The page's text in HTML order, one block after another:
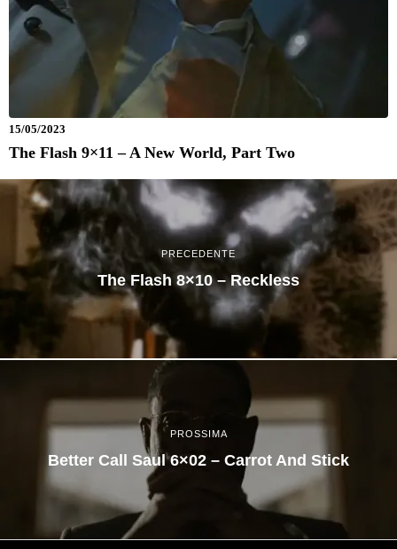
15/05/2023
The Flash 9×11 – A New World, Part Two
PRECEDENTE
The Flash 8×10 – Reckless
PROSSIMA
Better Call Saul 6×02 – Carrot And Stick